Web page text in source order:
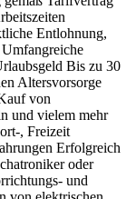
Entlohnung,
Bis zu 30
Altersvorsorge
von
und vielem mehr
, Freizeit
Erfolgreich
oder
und